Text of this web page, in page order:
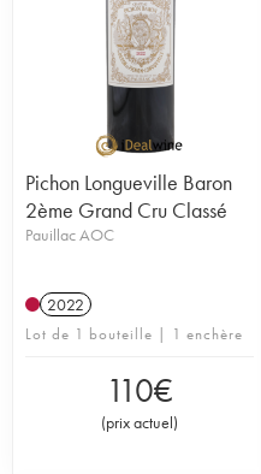
Pichon Longueville Baron
2ème Grand Cru Classé
Pauillac AOC
2022
Lot de 1 bouteille | 1 enchère
110€
(prix actuel)